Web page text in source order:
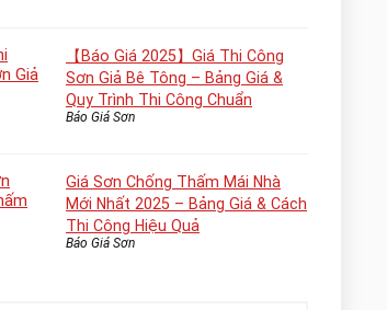
【Báo Giá 2025】Giá Thi Công
Sơn Giả Bê Tông – Bảng Giá &
Quy Trình Thi Công Chuẩn
Báo Giá Sơn
Giá Sơn Chống Thấm Mái Nhà
Mới Nhất 2025 – Bảng Giá & Cách
Thi Công Hiệu Quả
Báo Giá Sơn